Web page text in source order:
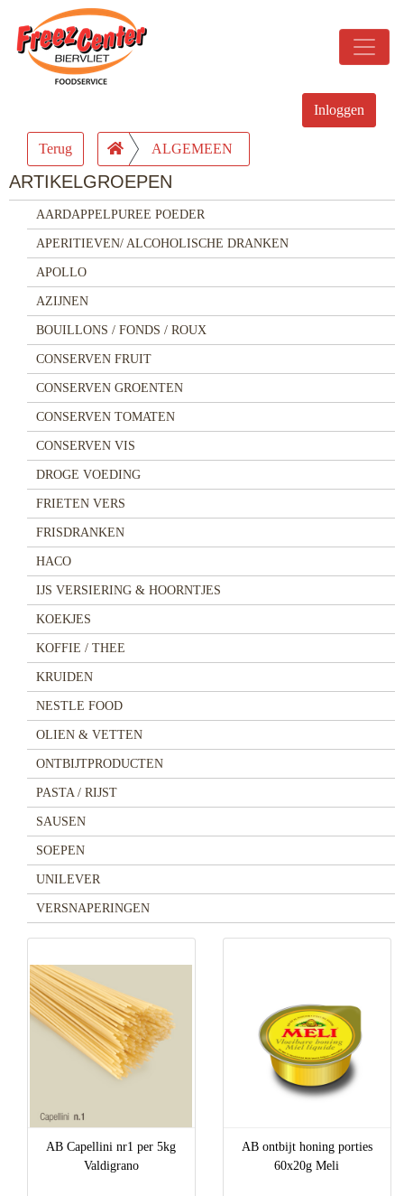
Inloggen
Terug ALGEMEEN
ARTIKELGROEPEN
AARDAPPELPUREE POEDER
APERITIEVEN/ ALCOHOLISCHE DRANKEN
APOLLO
AZIJNEN
BOUILLONS / FONDS / ROUX
CONSERVEN FRUIT
CONSERVEN GROENTEN
CONSERVEN TOMATEN
CONSERVEN VIS
DROGE VOEDING
FRIETEN VERS
FRISDRANKEN
HACO
IJS VERSIERING & HOORNTJES
KOEKJES
KOFFIE / THEE
KRUIDEN
NESTLE FOOD
OLIEN & VETTEN
ONTBIJTPRODUCTEN
PASTA / RIJST
SAUSEN
SOEPEN
UNILEVER
VERSNAPERINGEN
AB Capellini nr1 per 5kg
Valdigrano
AB ontbijt honing porties
60x20g Meli